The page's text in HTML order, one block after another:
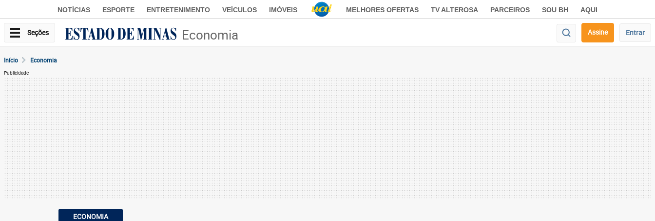
NOTÍCIAS ESPORTE ENTRETENIMENTO VEÍCULOS IMÓVEIS MELHORES OFERTAS TV ALTEROSA PARCEIROS SOU BH AQUI
Seções Economia Assine Entrar
Início Economia
Publicidade
ECONOMIA